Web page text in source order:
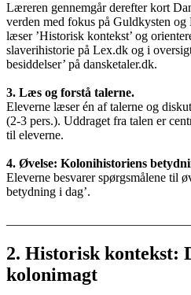
Læreren gennemgår derefter kort
verden med fokus på Guldkysten
læser ’Historisk kontekst’ og
slaverihistorie på Lex.dk og i
besiddelser’ på dansketaler.dk.
3. Læs og forstå talerne.
Eleverne læser én af talerne og
(2-3 pers.). Uddraget fra talen er
til eleverne.
4. Øvelse: Kolonihistoriens
Eleverne besvarer spørgsmålene til
betydning i dag’.
2. Historisk kontekst:
kolonimagt